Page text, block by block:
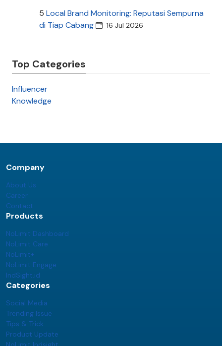
5 Local Brand Monitoring: Reputasi Sempurna
di Tiap Cabang
16 Jul 2026
Top Categories
Influencer
Knowledge
Company
About Us
Career
Contact
Products
NoLimit Dashboard
NoLimit Care
NoLimit+
NoLimit Engage
IndSight.id
Categories
Social Media
Trending Issue
Tips & Trick
Product Update